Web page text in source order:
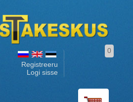
Registreeru
Logi sisse
0